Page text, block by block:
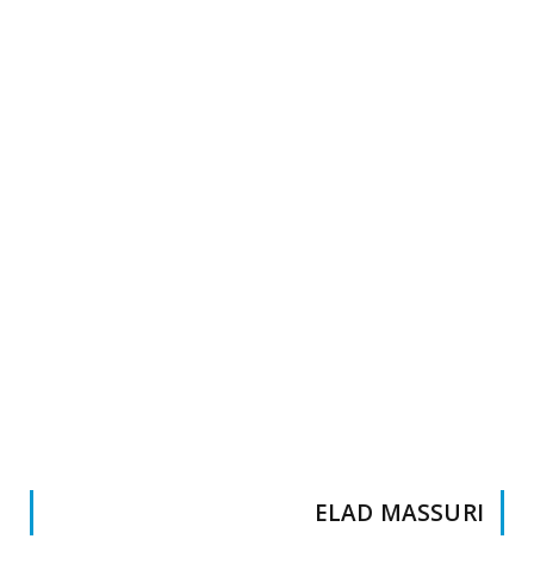
ELAD MASSURI